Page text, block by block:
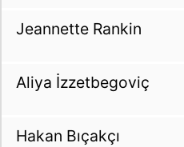
Jeannette Rankin
Aliya İzzetbegoviç
Hakan Bıçakçı